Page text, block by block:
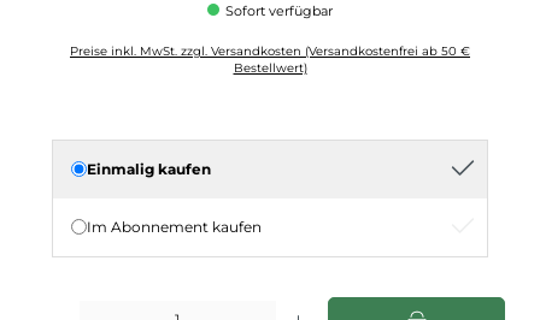
Sofort verfügbar
Preise inkl. MwSt. zzgl. Versandkosten (Versandkostenfrei ab 50 €
Bestellwert)
Einmalig kaufen
Im Abonnement kaufen
Produkt Anzahl: Gib den gewünschten Wert ein oder benutze die Schaltflächen